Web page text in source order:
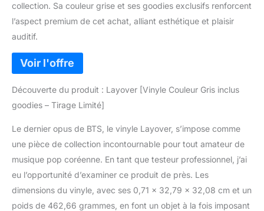
collection. Sa couleur grise et ses goodies exclusifs renforcent
l’aspect premium de cet achat, alliant esthétique et plaisir
auditif.
Découverte du produit : Layover [Vinyle Couleur Gris inclus
goodies – Tirage Limité]
Le dernier opus de BTS, le vinyle Layover, s’impose comme
une pièce de collection incontournable pour tout amateur de
musique pop coréenne. En tant que testeur professionnel, j’ai
eu l’opportunité d’examiner ce produit de près. Les
dimensions du vinyle, avec ses 0,71 x 32,79 x 32,08 cm et un
poids de 462,66 grammes, en font un objet à la fois imposant